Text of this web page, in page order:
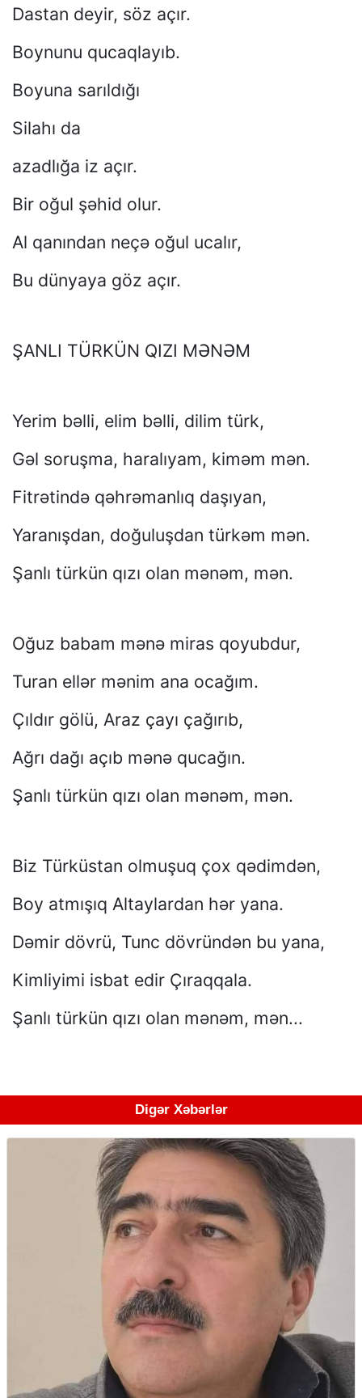
Dastan deyir, söz açır.
Boynunu qucaqlayıb.
Boyuna sarıldığı
Silahı da
azadlığa iz açır.
Bir oğul şəhid olur.
Al qanından neçə oğul ucalır,
Bu dünyaya göz açır.
ŞANLI TÜRKÜN QIZI MƏNƏM
Yerim bəlli, elim bəlli, dilim türk,
Gəl soruşma, haralıyam, kiməm mən.
Fitrətində qəhrəmanlıq daşıyan,
Yaranışdan, doğuluşdan türkəm mən.
Şanlı türkün qızı olan mənəm, mən.
Oğuz babam mənə miras qoyubdur,
Turan ellər mənim ana ocağım.
Çıldır gölü, Araz çayı çağırıb,
Ağrı dağı açıb mənə qucağın.
Şanlı türkün qızı olan mənəm, mən.
Biz Türküstan olmuşuq çox qədimdən,
Boy atmışıq Altaylardan hər yana.
Dəmir dövrü, Tunc dövründən bu yana,
Kimliyimi isbat edir Çıraqqala.
Şanlı türkün qızı olan mənəm, mən...
Digər Xəbərlər